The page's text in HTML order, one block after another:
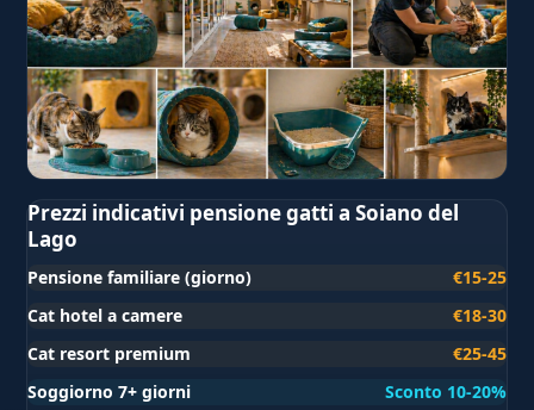
Prezzi indicativi pensione gatti a Soiano del
Lago
Pensione familiare (giorno)
€15-25
Cat hotel a camere
€18-30
Cat resort premium
€25-45
Soggiorno 7+ giorni
Sconto 10-20%